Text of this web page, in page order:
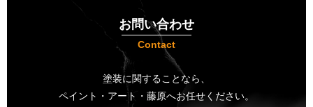
お問い合わせ
Contact
塗装に関することなら、
ペイント・アート・藤原へお任せください。